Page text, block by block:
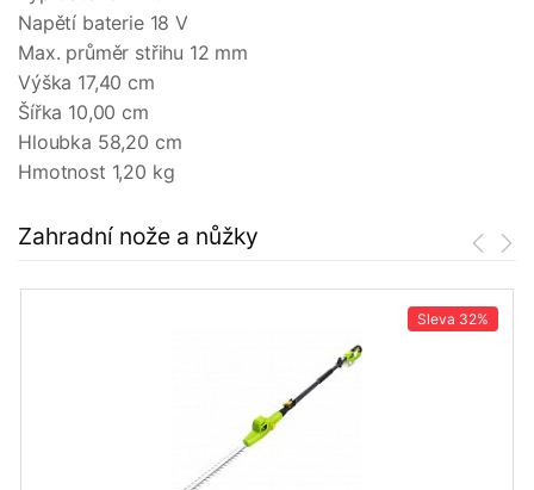
Napětí baterie 18 V
Max. průměr střihu 12 mm
Výška 17,40 cm
Šířka 10,00 cm
Hloubka 58,20 cm
Hmotnost 1,20 kg
Zahradní nože a nůžky
Sleva 32%